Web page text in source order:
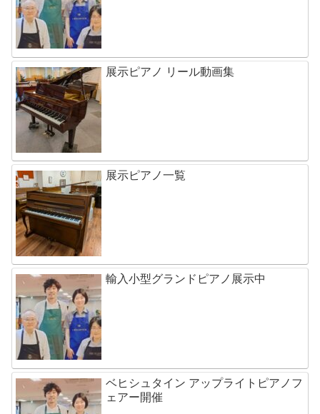
展示ピアノ リール動画集
展示ピアノ一覧
輸入小型グランドピアノ展示中
ベヒシュタイン アップライトピアノフ
ェアー開催